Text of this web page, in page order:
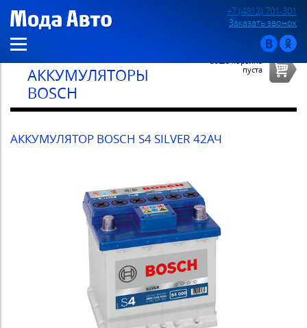
+7 (4812) 701-301
Заказать звонок
АККУМУЛЯТОРЫ
BOSCH
Ваша корзина
пуста
АККУМУЛЯТОР BOSCH S4 SILVER 42АЧ